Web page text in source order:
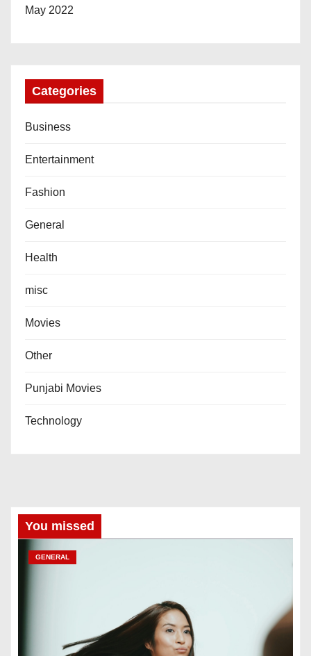
May 2022
Categories
Business
Entertainment
Fashion
General
Health
misc
Movies
Other
Punjabi Movies
Technology
You missed
GENERAL